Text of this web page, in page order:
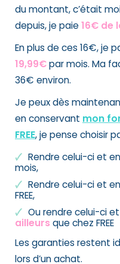
du montant, c’était
depuis, je paie16€ de
En plus de ces 16€, je
19,99€par mois. Ma
36€ environ.
Je peux dès
en conservant mon
FREE, je pense choisir
Rendre celui-ci et en
mois,
Rendre celui-ci et en
FREE,
Ou rendre celui-ci
ailleurs que chez FREE
Les garanties restent
lors d’un achat.